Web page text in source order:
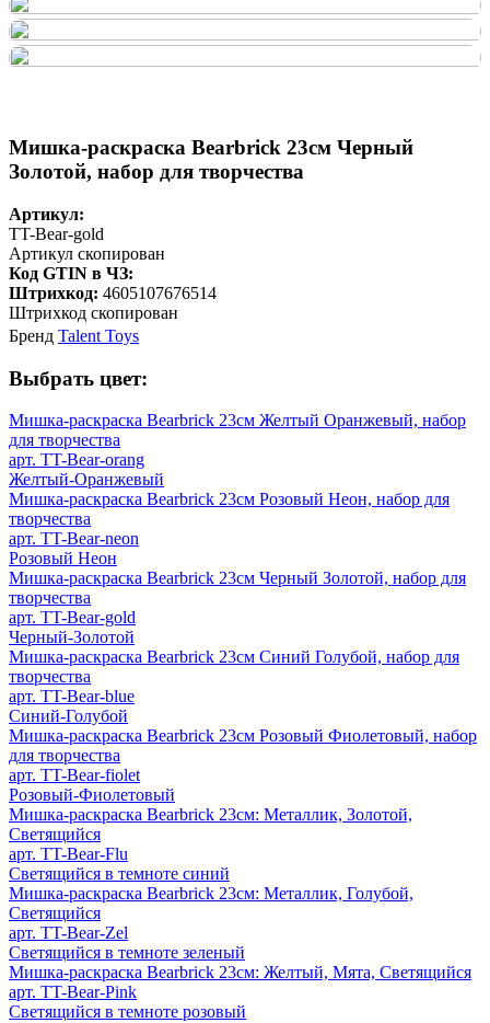
Мишка-раскраска Bearbrick 23см Черный
Золотой, набор для творчества
Артикул:
TT-Bear-gold
Артикул скопирован
Код GTIN в ЧЗ:
Штрихкод: 4605107676514
Штрихкод скопирован
Бренд Talent Toys
Выбрать цвет:
Мишка-раскраска Bearbrick 23см Желтый Оранжевый, набор
для творчества
арт. TT-Bear-orang
Желтый-Оранжевый
Мишка-раскраска Bearbrick 23см Розовый Неон, набор для
творчества
арт. TT-Bear-neon
Розовый Неон
Мишка-раскраска Bearbrick 23см Черный Золотой, набор для
творчества
арт. TT-Bear-gold
Черный-Золотой
Мишка-раскраска Bearbrick 23см Синий Голубой, набор для
творчества
арт. TT-Bear-blue
Синий-Голубой
Мишка-раскраска Bearbrick 23см Розовый Фиолетовый, набор
для творчества
арт. TT-Bear-fiolet
Розовый-Фиолетовый
Мишка-раскраска Bearbrick 23см: Металлик, Золотой,
Светящийся
арт. TT-Bear-Flu
Светящийся в темноте синий
Мишка-раскраска Bearbrick 23см: Металлик, Голубой,
Светящийся
арт. TT-Bear-Zel
Светящийся в темноте зеленый
Мишка-раскраска Bearbrick 23см: Желтый, Мята, Светящийся
арт. TT-Bear-Pink
Светящийся в темноте розовый